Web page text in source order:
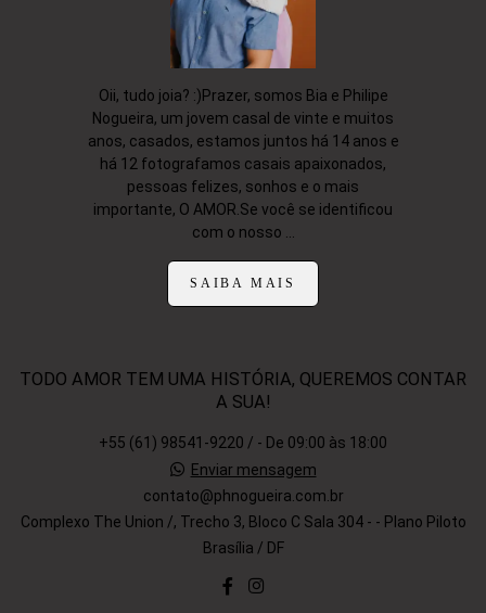
Oii, tudo joia? :)Prazer, somos Bia e Philipe
Nogueira, um jovem casal de vinte e muitos
anos, casados, estamos juntos há 14 anos e
há 12 fotografamos casais apaixonados,
pessoas felizes, sonhos e o mais
importante, O AMOR.Se você se identificou
com o nosso ...
SAIBA MAIS
TODO AMOR TEM UMA HISTÓRIA, QUEREMOS CONTAR
A SUA!
+55 (61) 98541-9220 / - De 09:00 às 18:00
Enviar mensagem
contato@phnogueira.com.br
Complexo The Union /, Trecho 3, Bloco C Sala 304 - - Plano Piloto
Brasília / DF